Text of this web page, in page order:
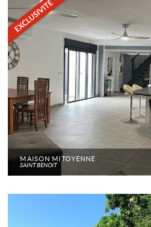
MAISON MITOYENNE
SAINT BENOIT